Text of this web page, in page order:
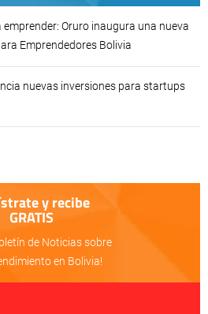
Oruro inaugura una nueva
Emprendedores Bolivia
nuevas inversiones para startups
y recibe
GRATIS
de Noticias sobre
en Bolivia!